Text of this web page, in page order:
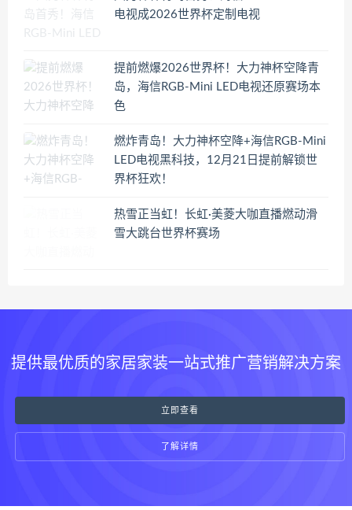
电视成2026世界杯定制电视
提前燃爆2026世界杯！大力神杯空降青
岛，海信RGB-Mini LED电视还原赛场本
色
燃炸青岛！大力神杯空降+海信RGB-Mini
LED电视黑科技，12月21日提前解锁世
界杯狂欢！
热雪正当虹！长虹·美菱大咖直播燃动滑
雪大跳台世界杯赛场
提供最优质的家居家装一站式推广营销解决方案
立即查看
了解详情